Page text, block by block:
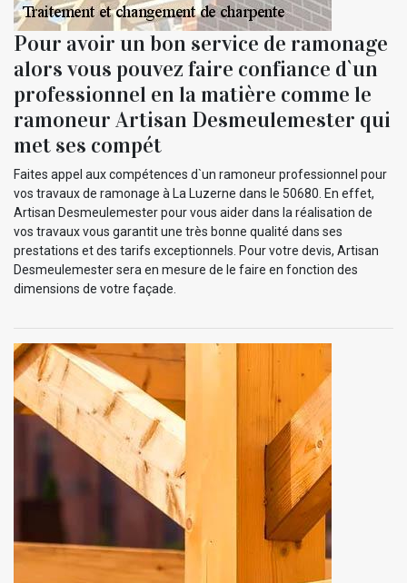
Pour avoir un bon service de ramonage
alors vous pouvez faire confiance d`un
professionnel en la matière comme le
ramoneur Artisan Desmeulemester qui
met ses compét
Faites appel aux compétences d`un ramoneur professionnel pour
vos travaux de ramonage à La Luzerne dans le 50680. En effet,
Artisan Desmeulemester pour vous aider dans la réalisation de
vos travaux vous garantit une très bonne qualité dans ses
prestations et des tarifs exceptionnels. Pour votre devis, Artisan
Desmeulemester sera en mesure de le faire en fonction des
dimensions de votre façade.